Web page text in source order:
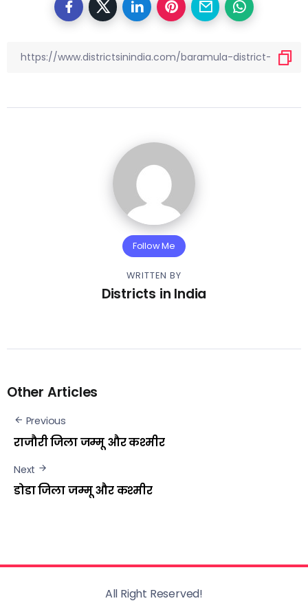
Follow Me
WRITTEN BY
Districts in India
Other Articles
Previous
राजौरी जिला जम्मू और कश्मीर
Next
डोडा जिला जम्मू और कश्मीर
All Right Reserved!